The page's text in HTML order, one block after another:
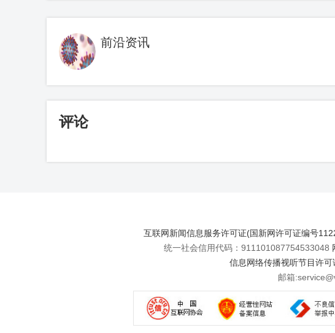
前沿资讯
评论
互联网新闻信息服务许可证(国新网许可证编号
统一社会信用代码：911101087754533048
信息网络传播视听节目许
邮箱